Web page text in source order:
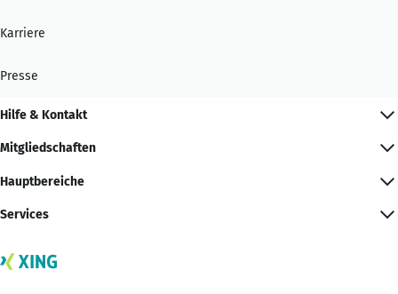
Karriere
Presse
Hilfe & Kontakt
Mitgliedschaften
Hauptbereiche
Services